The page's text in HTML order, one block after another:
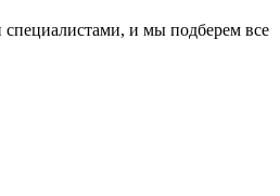
и мы подберем все